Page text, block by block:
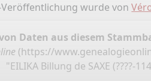
wurde von
Daten aus diesem
(https://
"EILIKA Billung de SAXE (????-